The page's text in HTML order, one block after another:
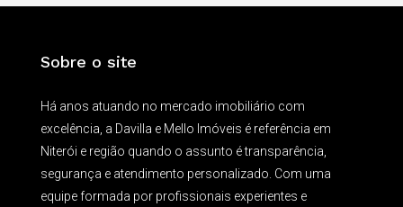
Sobre o site
Há anos atuando no mercado imobiliário com
excelência, a Davilla e Mello Imóveis é referência em
Niterói e região quando o assunto é transparência,
segurança e atendimento personalizado. Com uma
equipe formada por profissionais experientes e